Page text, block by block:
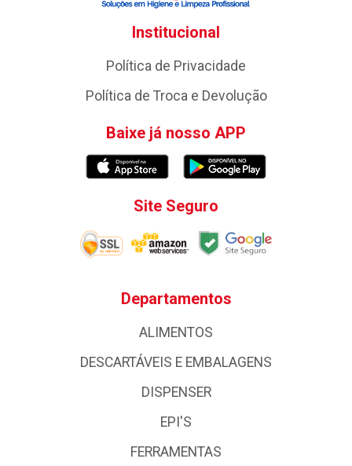
Institucional
Política de Privacidade
Política de Troca e Devolução
Baixe já nosso APP
Site Seguro
Departamentos
ALIMENTOS
DESCARTÁVEIS E EMBALAGENS
DISPENSER
EPI'S
FERRAMENTAS